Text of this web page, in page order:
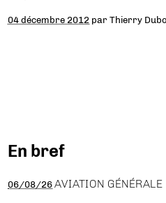
04 décembre 2012 parThierry
En bref
06/08/26 AVIATION GÉNÉRALE